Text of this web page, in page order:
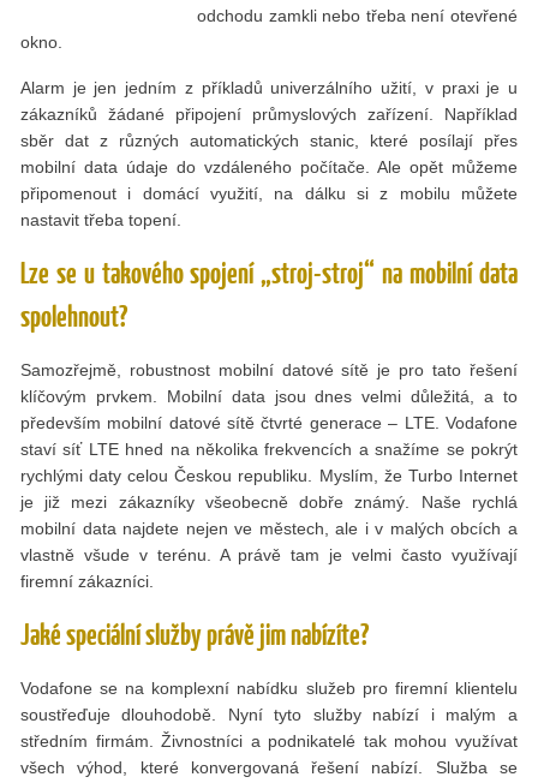
odchodu zamkli nebo třeba není otevřené
okno.
Alarm je jen jedním z příkladů univerzálního užití, v praxi je u
zákazníků žádané připojení průmyslových zařízení. Například
sběr dat z různých automatických stanic, které posílají přes
mobilní data údaje do vzdáleného počítače. Ale opět můžeme
připomenout i domácí využití, na dálku si z mobilu můžete
nastavit třeba topení.
Lze se u takového spojení „stroj-stroj“ na mobilní data
spolehnout?
Samozřejmě, robustnost mobilní datové sítě je pro tato řešení
klíčovým prvkem. Mobilní data jsou dnes velmi důležitá, a to
především mobilní datové sítě čtvrté generace – LTE. Vodafone
staví síť LTE hned na několika frekvencích a snažíme se pokrýt
rychlými daty celou Českou republiku. Myslím, že Turbo Internet
je již mezi zákazníky všeobecně dobře známý. Naše rychlá
mobilní data najdete nejen ve městech, ale i v malých obcích a
vlastně všude v terénu. A právě tam je velmi často využívají
firemní zákazníci.
Jaké speciální služby právě jim nabízíte?
Vodafone se na komplexní nabídku služeb pro firemní klientelu
soustřeďuje dlouhodobě. Nyní tyto služby nabízí i malým a
středním firmám. Živnostníci a podnikatelé tak mohou využívat
všech výhod, které konvergovaná řešení nabízí. Služba se